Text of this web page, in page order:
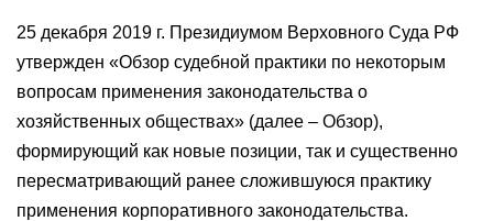
25 декабря 2019 г. Президиумом Верховного Суда РФ
утвержден «Обзор судебной практики по некоторым
вопросам применения законодательства о
хозяйственных обществах» (далее – Обзор),
формирующий как новые позиции, так и существенно
пересматривающий ранее сложившуюся практику
применения корпоративного законодательства.